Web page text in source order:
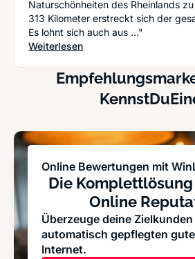
Naturschönheiten des Rheinlands
313 Kilometer erstreckt sich der
Es lohnt sich auch aus ..."
Weiterlesen: Urlaubsland
Online Bewertungen mit
Die
Online
Überzeuge deine
automatisch gepflegten
Internet.